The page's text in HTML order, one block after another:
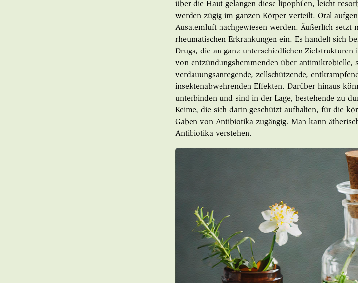
über die Haut gelangen diese lipophilen, leicht
werden zügig im ganzen Körper verteilt. Oral
Ausatemluft nachgewiesen werden. Äußerlich setzt
rheumatischen Erkrankungen ein. Es handelt sich
Drugs, die an ganz unterschiedlichen
von entzündungshemmenden über antimikrobielle,
verdauungsanregende, zellschützende,
insektenabwehrenden Effekten. Darüber hinaus
unterbinden und sind in der Lage, bestehende zu
Keime, die sich darin geschützt aufhalten, für die
Gaben von Antibiotika zugängig. Man kann
Antibiotika verstehen.